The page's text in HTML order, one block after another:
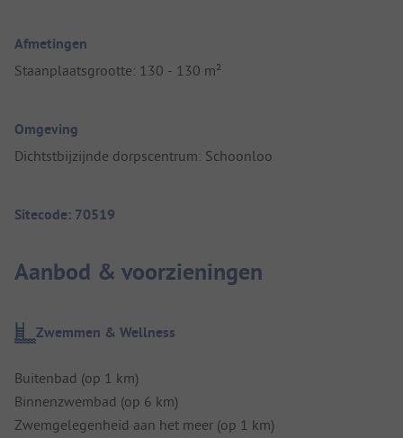
Afmetingen
Staanplaatsgrootte: 130 - 130 m²
Omgeving
Dichtstbijzijnde dorpscentrum: Schoonloo
Sitecode: 70519
Aanbod & voorzieningen
Zwemmen & Wellness
Buitenbad (op 1 km)
Binnenzwembad (op 6 km)
Zwemgelegenheid aan het meer (op 1 km)